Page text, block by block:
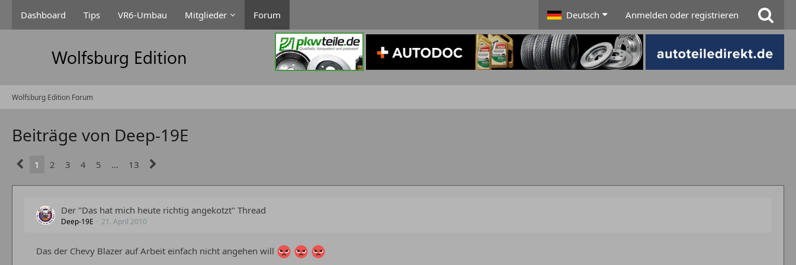
Dashboard Tips VR6-Umbau Mitglieder Forum Deutsch Anmelden oder registrieren
Wolfsburg Edition Forum
Beiträge von Deep-19E
1 2 3 4 5 … 13
Der "Das hat mich heute richtig angekotzt" Thread
Deep-19E 21. April 2010
Das der Chevy Blazer auf Arbeit einfach nicht angehen will